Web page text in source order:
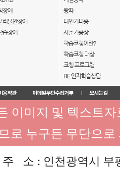
장애
리불안장애
습장애
왕따
대인기피증
사춘기증상
학습코칭이란?
학습코칭 대상
코칭 프로그램
FIE 인지학습상담
이미지 및 텍스트
로 누구든 무단으
주 소 : 인천광역시 부